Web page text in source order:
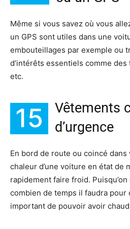
Même si vous savez où vous
un GPS sont utiles dans une
embouteillages par exemple ou
d’intérêts essentiels comme
etc.
15
Vêtements
d’urgence
En bord de route ou coincé
chaleur d’une voiture en état de
rapidement faire froid.
combien de temps il faudra pour
important de pouvoir avoir